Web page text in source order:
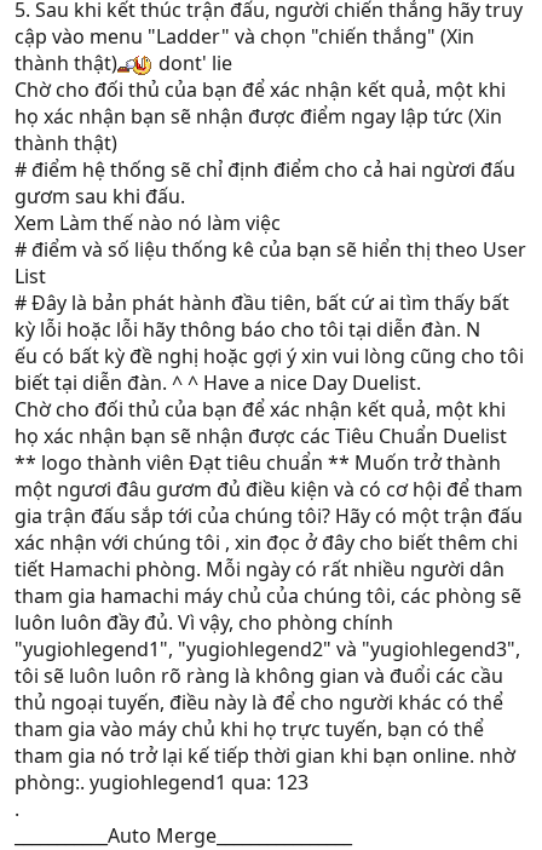
5. Sau khi kết thúc trận đấu, người chiến thắng hãy truy
cập vào menu "Ladder" và chọn "chiến thắng" (Xin
thành thật)
dont' lie
Chờ cho đối thủ của bạn để xác nhận kết quả, một khi
họ xác nhận bạn sẽ nhận được điểm ngay lập tức (Xin
thành thật)
# điểm hệ thống sẽ chỉ định điểm cho cả hai ngừơi đấu
gươm sau khi đấu.
Xem Làm thế nào nó làm việc
# điểm và số liệu thống kê của bạn sẽ hiển thị theo User
List
# Đây là bản phát hành đầu tiên, bất cứ ai tìm thấy bất
kỳ lỗi hoặc lỗi hãy thông báo cho tôi tại diễn đàn. N
ếu có bất kỳ đề nghị hoặc gợi ý xin vui lòng cũng cho tôi
biết tại diễn đàn. ^ ^ Have a nice Day Duelist.
Chờ cho đối thủ của bạn để xác nhận kết quả, một khi
họ xác nhận bạn sẽ nhận được các Tiêu Chuẩn Duelist
** logo thành viên Ðạt tiêu chuẩn ** Muốn trở thành
một ngươi đâu gươm đủ điều kiện và có cơ hội để tham
gia trận đấu sắp tới của chúng tôi? Hãy có một trận đấu
xác nhận với chúng tôi , xin đọc ở đây cho biết thêm chi
tiết Hamachi phòng. Mỗi ngày có rất nhiều người dân
tham gia hamachi máy chủ của chúng tôi, các phòng sẽ
luôn luôn đầy đủ. Vì vậy, cho phòng chính
"yugiohlegend1", "yugiohlegend2" và "yugiohlegend3",
tôi sẽ luôn luôn rõ ràng là không gian và đuổi các cầu
thủ ngoại tuyến, điều này là để cho người khác có thể
tham gia vào máy chủ khi họ trực tuyến, bạn có thể
tham gia nó trở lại kế tiếp thời gian khi bạn online. nhờ
phòng:. yugiohlegend1 qua: 123
.
___________Auto Merge________________